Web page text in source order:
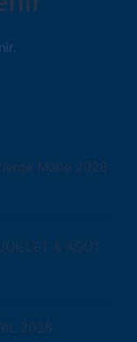
Marie 2026
& AOUT
2026